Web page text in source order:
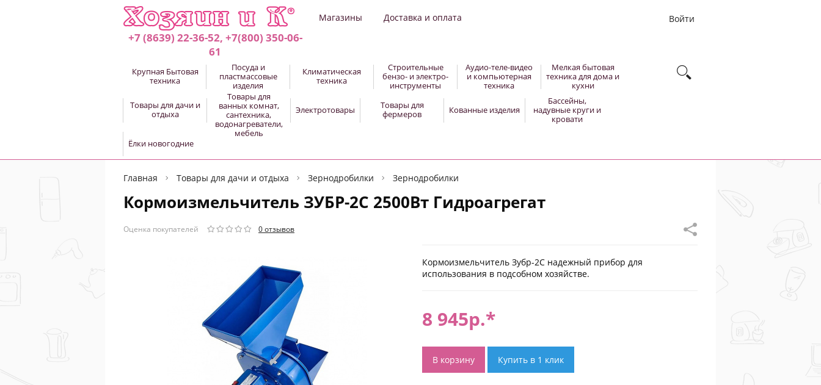
+7 (8639) 22-36-52, +7(800) 350-06-
61
Магазины Доставка и оплата Войти
Крупная Бытовая
техника
Посуда и
пластмассовые
изделия
Климатическая
техника
Строительные
бензо- и электро-
инструменты
Аудио-теле-видео
и компьютерная
техника
Мелкая бытовая
техника для дома и
кухни
Товары для дачи и
отдыха
Товары для
ванных комнат,
сантехника,
водонагреватели,
мебель
Электротовары
Товары для
фермеров
Кованные изделия
Бассейны,
надувные круги и
кровати
Ёлки новогодние
Главная Товары для дачи и отдыха Зернодробилки Зернодробилки
Кормоизмельчитель ЗУБР-2C 2500Вт Гидроагрегат
Оценка покупателей 0 отзывов
Кормоизмельчитель Зубр-2С надежный прибор для
использования в подсобном хозяйстве.
8 945р.*
В корзину Купить в 1 клик